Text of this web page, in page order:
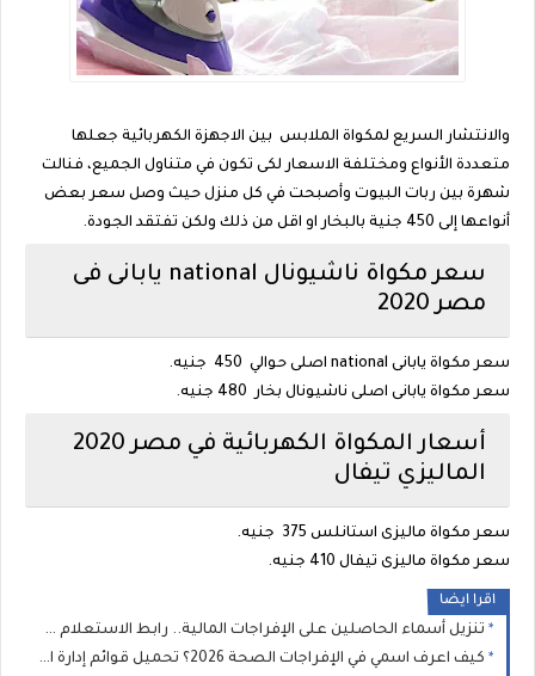
والانتشار السريع لمكواة الملابس بين الاجهزة الكهربائية جعلها
متعددة الأنواع ومختلفة الاسعار لكى تكون في متناول الجميع، فنالت
شهرة بين ربات البيوت وأصبحت في كل منزل حيث وصل سعر بعض
أنواعها إلى 450 جنية بالبخار او اقل من ذلك ولكن تفتقد الجودة.
سعر مكواة ناشيونال national يابانى فى
مصر 2020
سعر مكواة يابانى national اصلى حوالي 450 جنيه.
سعر مكواة يابانى اصلى ناشيونال بخار 480 جنيه.
أسعار المكواة الكهربائية في مصر 2020
الماليزي تيفال
سعر مكواة ماليزى استانلس 375 جنيه.
سعر مكواة ماليزى تيفال 410 جنيه.
اقرا ايضا
تنزيل أسماء الحاصلين على الإفراجات المالية.. رابط الاستعلام عن صرف مرتبات شهر 7 والجهات التي لديها إفراج عبر “راتبك لحظي”
كيف اعرف اسمي في الإفراجات الصحة 2026؟ تحميل قوائم إدارة الخدمات الصحية للطبية والمساعدة